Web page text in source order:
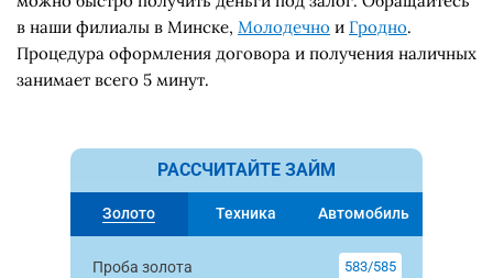
в наши филиалы в Минске, Молодечно и Гродно.
Процедура оформления договора и получения наличных
занимает всего 5 минут.
РАССЧИТАЙТЕ ЗАЙМ
Золото Техника Автомобиль
Проба золота 583/585